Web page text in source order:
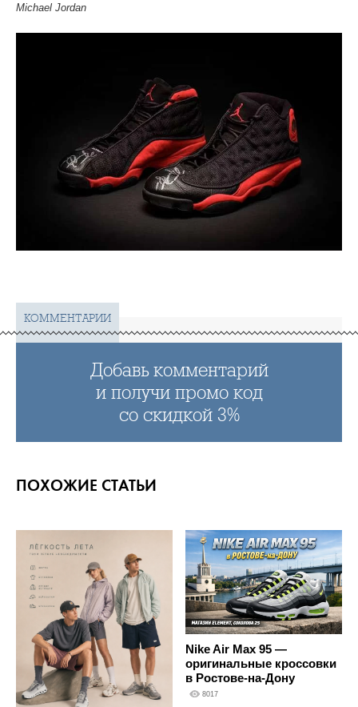
Michael Jordan
КОММЕНТАРИИ
Добавь комментарий
и получи промо код
со скидкой 3%
ПОХОЖИЕ СТАТЬИ
Nike Air Max 95 —
оригинальные кроссовки
в Ростове-на-Дону
8017